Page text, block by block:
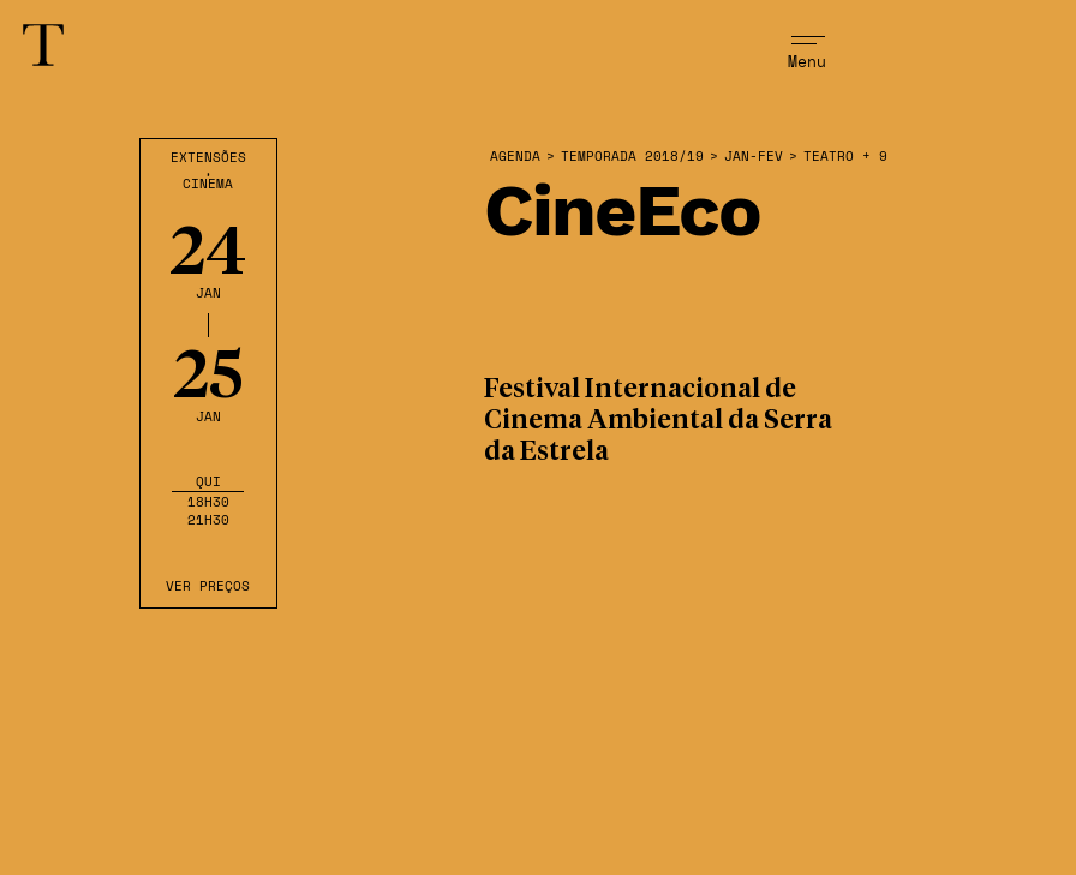
Menu
CineEco
EXTENSÕES
,
CINEMA
24
JAN
25
JAN
QUI
18H30
21H30
VER PREÇOS
AGENDA > TEMPORADA 2018/19 > JAN-FEV > TEATRO + 9
Festival Internacional de
Cinema Ambiental da Serra
da Estrela